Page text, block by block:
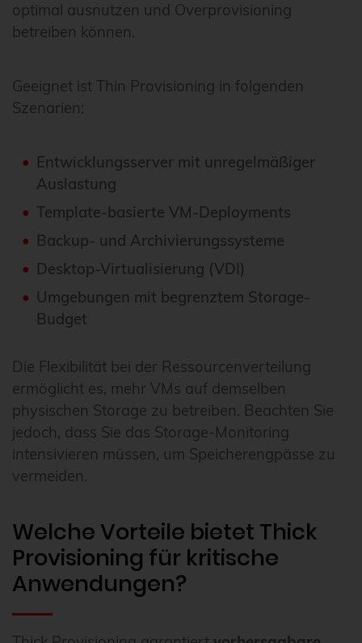
optimal ausnutzen und Overprovisioning
betreiben können.
Geeignet ist Thin Provisioning in folgenden
Szenarien:
Entwicklungsserver mit unregelmäßiger
Auslastung
Template-basierte VM-Deployments
Backup- und Archivierungssysteme
Desktop-Virtualisierung (VDI)
Umgebungen mit begrenztem Storage-
Budget
Die Flexibilität bei der Ressourcenverteilung
ermöglicht es, mehr VMs auf demselben
physischen Storage zu betreiben. Beachten Sie
jedoch, dass Sie das Storage-Monitoring
intensivieren müssen, um Speicherengpässe zu
vermeiden.
Welche Vorteile bietet Thick
Provisioning für kritische
Anwendungen?